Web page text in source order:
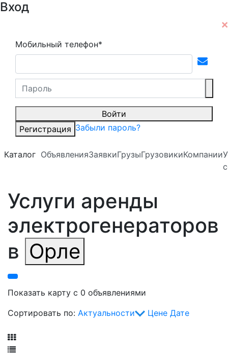
Вход
Мобильный телефон*
Войти
Регистрация Забыли пароль?
Каталог ОбъявленияЗаявкиГрузыГрузовикиКомпании
Услуги аренды
электрогенераторов
в Орле
Показать карту с 0 объявлениями
Сортировать по: Актуальности Цене Дате